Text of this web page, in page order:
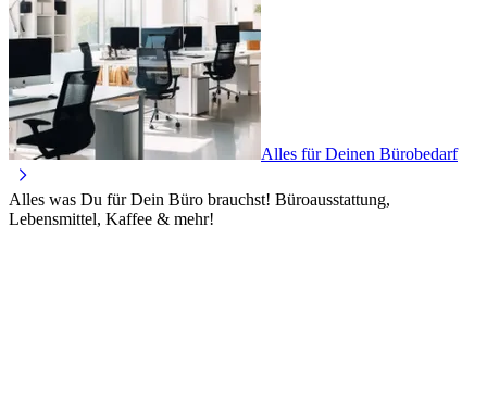
Alles für Deinen Bürobedarf
Alles was Du für Dein Büro brauchst! Büroausstattung,
Lebensmittel, Kaffee & mehr!